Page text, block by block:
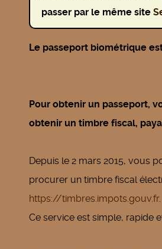
passer par le même site
Le passeport biométrique
Pour obtenir un passeport,
obtenir un timbre fiscal,
Depuis le 2 mars 2015, vous
procurer un timbre fiscal
https://timbres.impots.gouv.fr.
Ce service est simple, rapide